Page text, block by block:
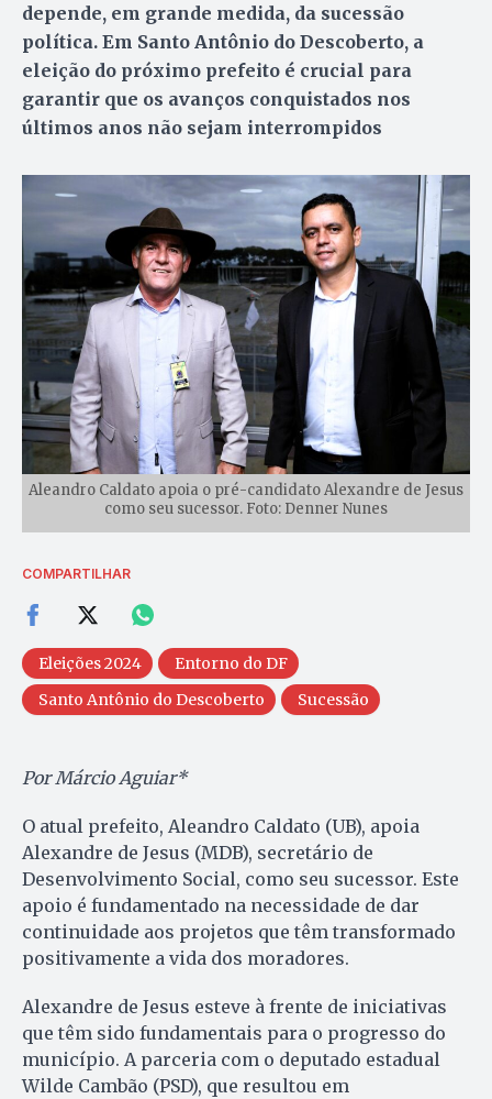
depende, em grande medida, da sucessão
política. Em Santo Antônio do Descoberto, a
eleição do próximo prefeito é crucial para
garantir que os avanços conquistados nos
últimos anos não sejam interrompidos
Aleandro Caldato apoia o pré-candidato Alexandre de Jesus
como seu sucessor. Foto: Denner Nunes
COMPARTILHAR
Eleições 2024
Entorno do DF
Santo Antônio do Descoberto
Sucessão
Por Márcio Aguiar*
O atual prefeito, Aleandro Caldato (UB), apoia
Alexandre de Jesus (MDB), secretário de
Desenvolvimento Social, como seu sucessor. Este
apoio é fundamentado na necessidade de dar
continuidade aos projetos que têm transformado
positivamente a vida dos moradores.
Alexandre de Jesus esteve à frente de iniciativas
que têm sido fundamentais para o progresso do
município. A parceria com o deputado estadual
Wilde Cambão (PSD), que resultou em